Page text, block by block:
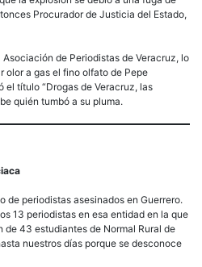
Procurador de Justicia del Estado,
de Periodistas de Veracruz, lo
olor a gas el fino olfato de Pepe
el título “Drogas de Veracruz, las
quién tumbó a su pluma.
de periodistas asesinados en Guerrero.
13 periodistas en esa entidad en la que
43 estudiantes de Normal Rural de
nuestros días porque se desconoce